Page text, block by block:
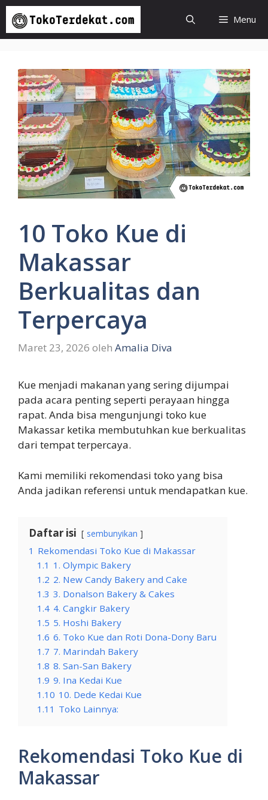
Langsung
isi
Menu
10 Toko Kue di
Makassar
Berkualitas dan
Terpercaya
Maret 23, 2026 oleh Amalia Diva
Kue menjadi makanan yang sering dijumpai
pada acara penting seperti perayaan hingga
rapat. Anda bisa mengunjungi toko kue
Makassar ketika membutuhkan kue berkualitas
dari tempat terpercaya.
Kami memiliki rekomendasi toko yang bisa
Anda jadikan referensi untuk mendapatkan kue.
Daftar isi sembunyikan
1 Rekomendasi Toko Kue di Makassar
1.1 1. Olympic Bakery
1.2 2. New Candy Bakery and Cake
1.3 3. Donalson Bakery & Cakes
1.4 4. Cangkir Bakery
1.5 5. Hoshi Bakery
1.6 6. Toko Kue dan Roti Dona-Dony Baru
1.7 7. Marindah Bakery
1.8 8. San-San Bakery
1.9 9. Ina Kedai Kue
1.10 10. Dede Kedai Kue
1.11 Toko Lainnya:
Rekomendasi Toko Kue di
Makassar